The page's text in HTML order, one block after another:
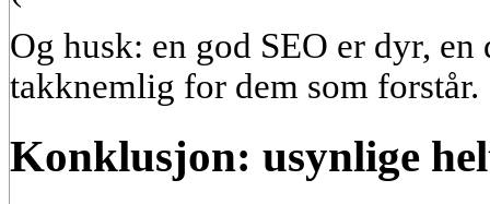
Og husk: en god SEO er dyr,
takknemlig for dem som forstår.
Konklusjon: usynlige